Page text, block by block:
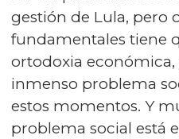
gestión de Lula, pero
fundamentales tiene
ortodoxia económica,
inmenso problema
estos momentos. Y
problema social está